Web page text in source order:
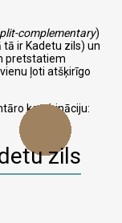
complementary)
ir Kadetu zils) un
pretstatiem
ļoti atšķirīgo
kombināciju:
zils